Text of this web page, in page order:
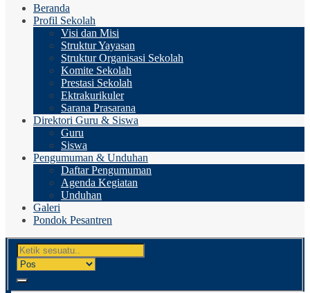
Beranda
Profil Sekolah
Visi dan Misi
Struktur Yayasan
Struktur Organisasi Sekolah
Komite Sekolah
Prestasi Sekolah
Ektrakurikuler
Sarana Prasarana
Direktori Guru & Siswa
Guru
Siswa
Pengumuman & Unduhan
Daftar Pengumuman
Agenda Kegiatan
Unduhan
Galeri
Pondok Pesantren